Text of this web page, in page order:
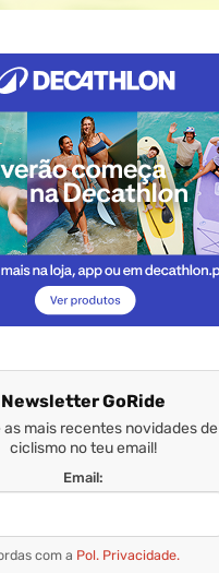
Newsletter GoRide
as mais recentes novidades de
ciclismo no teu email!
Email:
com a Pol. Privacidade.